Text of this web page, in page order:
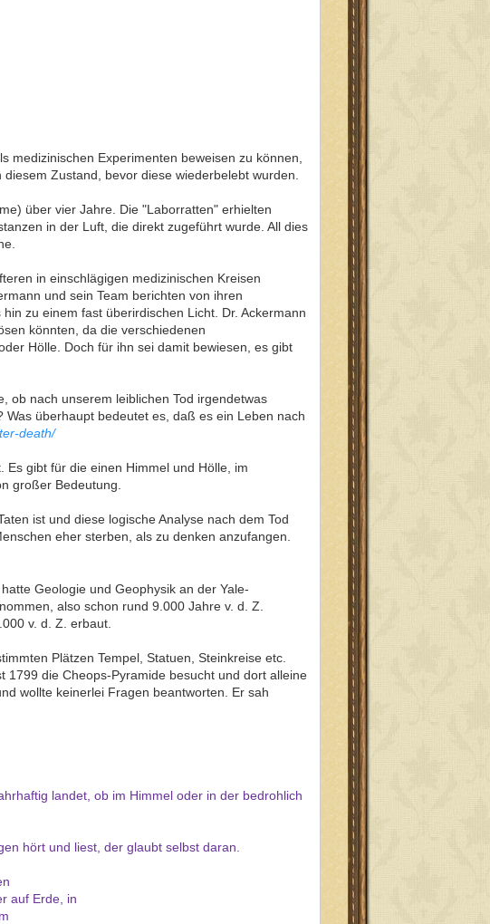
medizinischen Experimenten beweisen zu können,
Zustand, bevor diese wiederbelebt wurden.
über vier Jahre. Die "Laborratten" erhielten
in der Luft, die direkt zugeführt wurde. All dies
in einschlägigen medizinischen Kreisen
und sein Team berichten von ihren
zu einem fast überirdischen Licht. Dr. Ackermann
könnten, da die verschiedenen
Hölle. Doch für ihn sei damit bewiesen, es gibt
ob nach unserem leiblichen Tod irgendetwas
überhaupt bedeutet es, daß es ein Leben nach
death/
gibt für die einen Himmel und Hölle, im
großer Bedeutung.
ist und diese logische Analyse nach dem Tod
eher sterben, als zu denken anzufangen.
Geologie und Geophysik an der Yale-
also schon rund 9.000 Jahre v. d. Z.
v. d. Z. erbaut.
Plätzen Tempel, Statuen, Steinkreise etc.
1799 die Cheops-Pyramide besucht und dort alleine
wollte keinerlei Fragen beantworten. Er sah
landet, ob im Himmel oder in der bedrohlich
hört und liest, der glaubt selbst daran.
auf Erde, in